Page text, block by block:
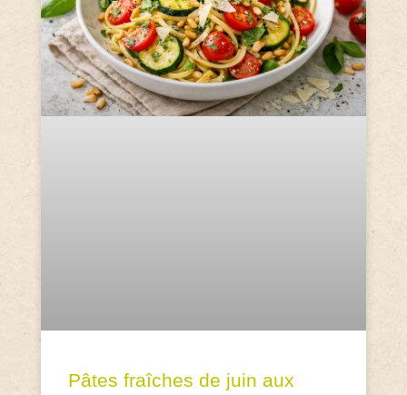
Pâtes fraîches de juin aux